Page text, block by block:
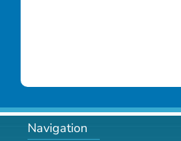
Navigation